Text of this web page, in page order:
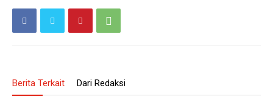
Berita Terkait Dari Redaksi